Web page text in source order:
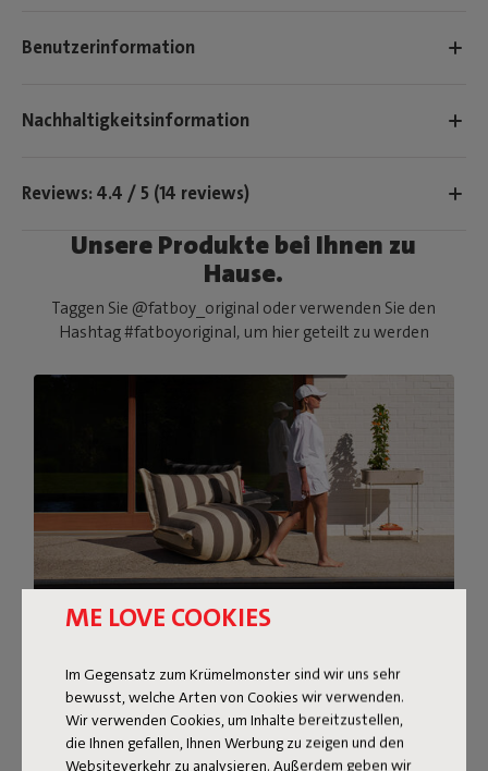
ME LOVE COOKIES
Im Gegensatz zum Krümelmonster sind wir uns sehr
bewusst, welche Arten von Cookies wir verwenden.
Wir verwenden Cookies, um Inhalte bereitzustellen,
die Ihnen gefallen, Ihnen Werbung zu zeigen und den
Websiteverkehr zu analysieren. Außerdem geben wir
Benutzerinformation
Nachhaltigkeitsinformation
Reviews: 4.4 / 5 (14 reviews)
Unsere Produkte bei Ihnen zu
Hause.
Taggen Sie @fatboy_original oder verwenden Sie den
Hashtag #fatboyoriginal, um hier geteilt zu werden
SUPERKOMFORTABLES
LOUNGEN
Der BonBaron Outdoor bringt ultimativen Komfort in